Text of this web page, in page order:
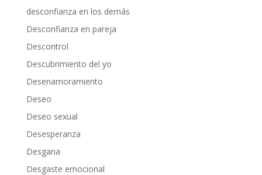
desconfianza en los demás
Desconfianza en pareja
Descontrol
Descubrimiento del yo
Desenamoramiento
Deseo
Deseo sexual
Desesperanza
Desgana
Desgaste emocional